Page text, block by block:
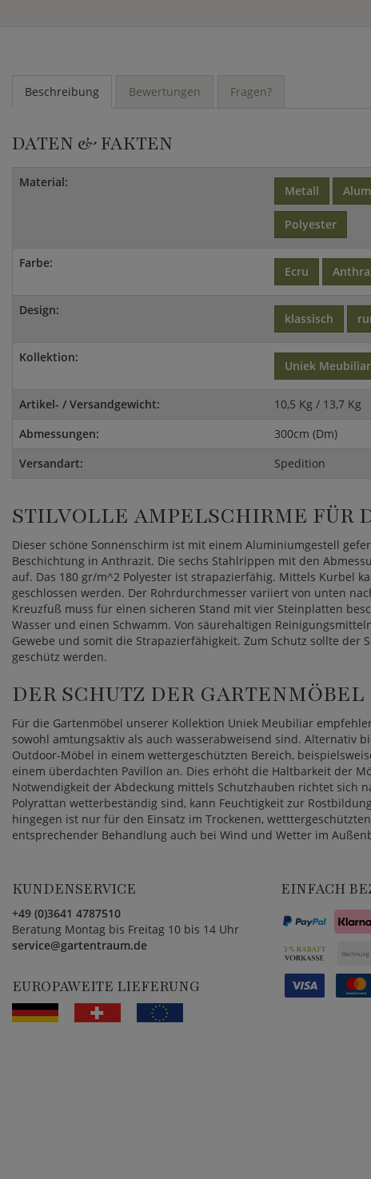
Beschreibung Bewertungen Fragen?
DATEN & FAKTEN
Material:
Metall
Polyester
Farbe:
Ecru
Design:
klassisch
Kollektion:
Uniek Meubiliar
Artikel- / Versandgewicht:
10,5 Kg / 13,7 Kg
Abmessungen:
300cm (Dm)
Versandart:
Spedition
STILVOLLE AMPELSCHIRME FÜR
Dieser schöne Sonnenschirm ist mit einem Aluminiumgestell
Beschichtung in Anthrazit. Die sechs Stahlrippen mit den
auf. Das 180 gr/m^2 Polyester ist strapazierfähig. Mittels Kurbel
geschlossen werden. Der Rohrdurchmesser variiert von unten
Kreuzfuß muss für einen sicheren Stand mit vier Steinplatten
Wasser und einen Schwamm. Von säurehaltigen
Gewebe und somit die Strapazierfähigkeit. Zum Schutz sollte der
geschütz werden.
DER SCHUTZ DER GARTENMÖBEL
Für die Gartenmöbel unserer Kollektion Uniek Meubiliar
sowohl amtungsaktiv als auch wasserabweisend sind. Alternativ
Outdoor-Möbel in einem wettergeschützten Bereich,
einem überdachten Pavillon an. Dies erhöht die Haltbarkeit der
Notwendigkeit der Abdeckung mittels Schutzhauben richtet sich
Polyrattan wetterbeständig sind, kann Feuchtigkeit zur
hingegen ist nur für den Einsatz im Trockenen,
entsprechender Behandlung auch bei Wind und Wetter im
KUNDENSERVICE
+49 (0)3641 4787510
Beratung Montag bis Freitag 10 bis 14 Uhr
service@gartentraum.de
EUROPAWEITE LIEFERUNG
EINFACH